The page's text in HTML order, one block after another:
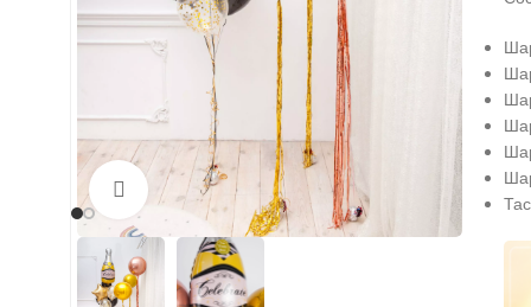
Нажмите, чтобы увеличить